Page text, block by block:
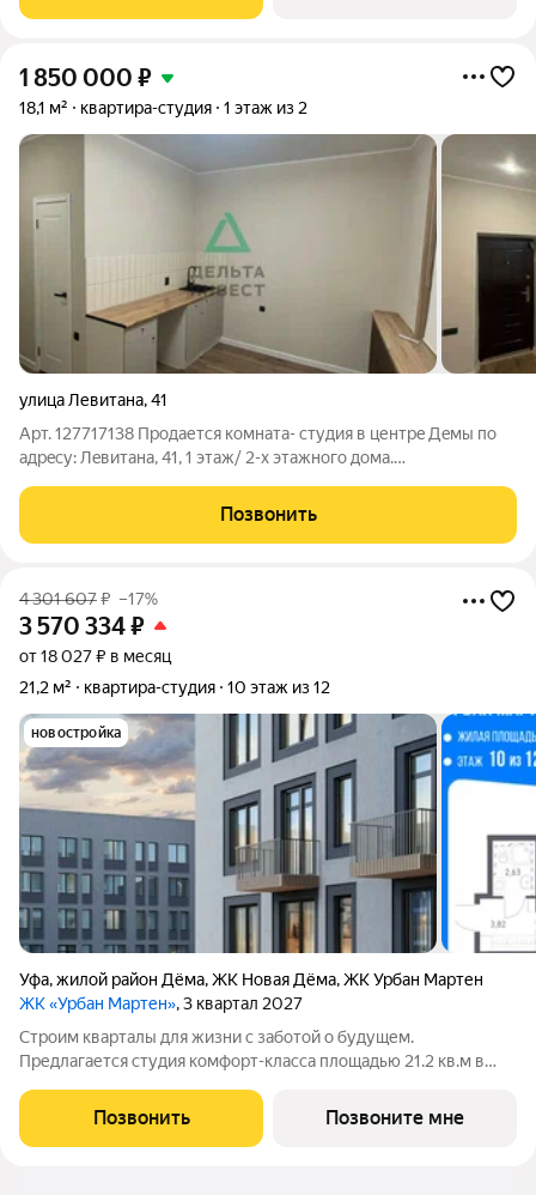
1 850 000 ₽
18,1 м² квартира-студия 1 этаж из 2
улица Левитана,41
Арт. 127717138 Пpодаетcя комнaта- cтудия в центpe Дeмы по
aдpecу: Лeвитaнa, 41, 1 этаж/ 2-х этажного дома.
Увeличенное окно 21,7м Качественный, свежий peмoнт:
натяжной потолок с точечными
Позвонить
4 301 607₽ –17%
3 570 334₽
от 18 027 ₽ в месяц
21,2 м²
квартира-студия 10 этаж из 12
новостройка
Уфа,жилой район Дёма,ЖК Новая Дёма,ЖК Урбан Мартен
ЖК «Урбан Мартен», 3 квартал 2027
Строим кварталы для жизни с заботой о будущем.
Предлагается студия комфорт-класса площадью 21.2 кв.м в
комплексе "Сабанеева 125".Отделка будет готова сразу: мы
выбрали светлые нейтральные тона
Позвонить Позвоните мне